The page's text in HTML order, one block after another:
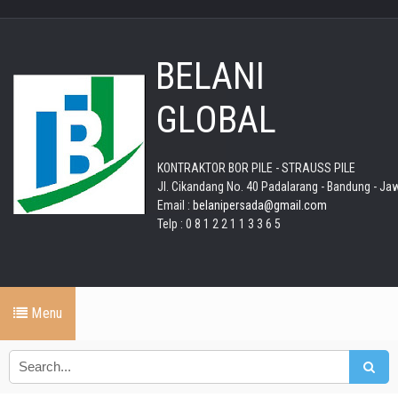
BELANI
GLOBAL
KONTRAKTOR BOR PILE - STRAUSS PILE
Jl. Cikandang No. 40 Padalarang - Bandung -
Email : belanipersada@gmail.com
Telp : 0 8 1 2 2 1 1 3 3 6 5
Menu